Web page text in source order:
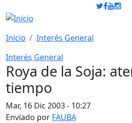
Pasar al contenido principal
Inicio
Interés General
Interés General
Roya de la Soja:
tiempo
Mar, 16 Dic 2003 - 10:27
Enviado por FAUBA